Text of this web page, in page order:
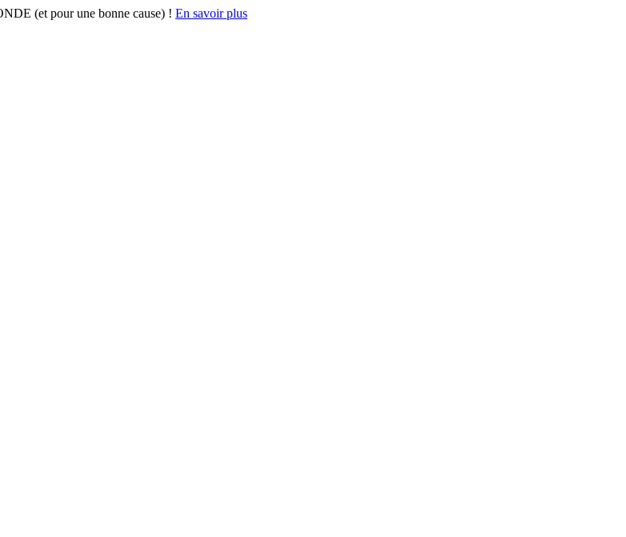
(et pour une bonne cause) ! En savoir plus